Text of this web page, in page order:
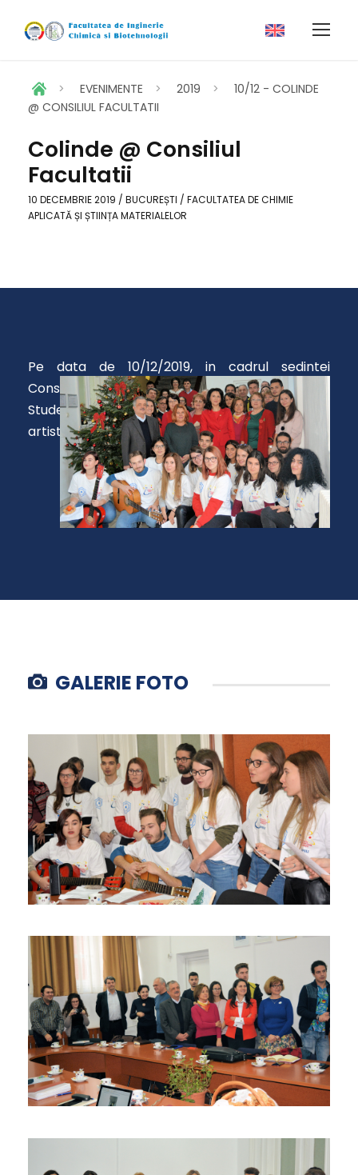
> EVENIMENTE > 2019 >
10/12 - COLINDE
@ CONSILIUL FACULTATII
Colinde @ Consiliul
Facultatii
10 DECEMBRIE 2019 / BUCUREȘTI / FACULTATEA DE CHIMIE
APLICATĂ ȘI ȘTIINȚA MATERIALELOR
Pe data de 10/12/2019, in cadrul sedintei
Consiliului Facultatii, studenti din Asociatia
Studentilor Chimisti POLI au sustinut un program
artistic de colinde.
GALERIE FOTO